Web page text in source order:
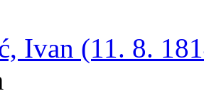
Ivan (11. 8.